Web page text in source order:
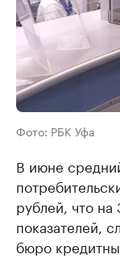
Фото: РБК Уфа
В июне
рублей, что
показателей,
бюро